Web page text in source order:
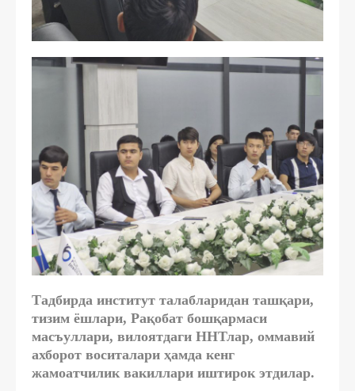
Тадбирда институт талабларидан ташқари,
тизим ёшлари, Рақобат бошқармаси
масъуллари, вилоятдаги ННТлар, оммавий
ахборот воситалари ҳамда кенг
жамоатчилик вакиллари иштирок этдилар.